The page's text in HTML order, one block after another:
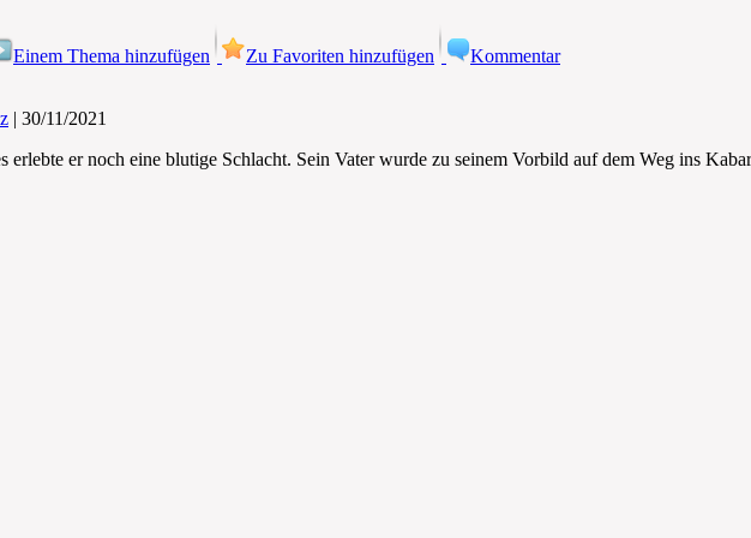
Einem Thema hinzufügen Zu Favoriten hinzufügen
Kommentar
| 30/11/2021
er noch eine blutige Schlacht. Sein Vater wurde zu seinem Vorbild auf dem Weg ins